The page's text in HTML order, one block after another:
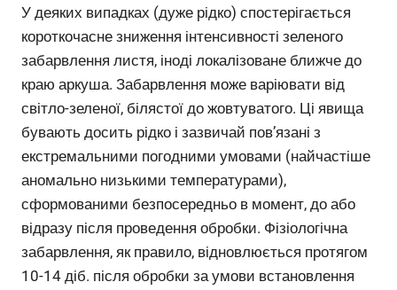
У деяких випадках (дуже рідко) спостерігається
короткочасне зниження інтенсивності зеленого
забарвлення листя, іноді локалізоване ближче до
краю аркуша. Забарвлення може варіювати від
світло-зеленої, білястої до жовтуватого. Ці явища
бувають досить рідко і зазвичай пов’язані з
екстремальними погодними умовами (найчастіше
аномально низькими температурами),
сформованими безпосередньо в момент, до або
відразу після проведення обробки. Фізіологічна
забарвлення, як правило, відновлюється протягом
10-14 діб. після обробки за умови встановлення